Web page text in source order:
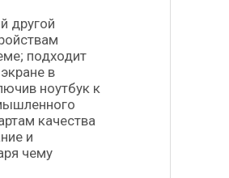
другой
подходит
в
ноутбук к
качества
и
чему